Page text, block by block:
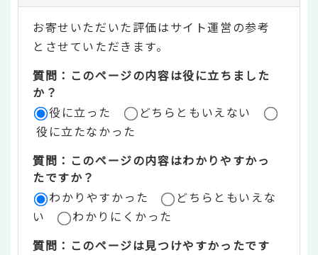
テ
ン
ツ
評
価
リ
ア
お寄せいただいた評価はサイト運営の参考
とさせていただきます。
質問：このページの内容は役に立ちました
か？
役に立った
どちらともいえない
役に立たなかった
質問：このページの内容はわかりやすかっ
たですか？
わかりやすかった
どちらともいえな
い
わかりにくかった
質問：このページは見つけやすかったです